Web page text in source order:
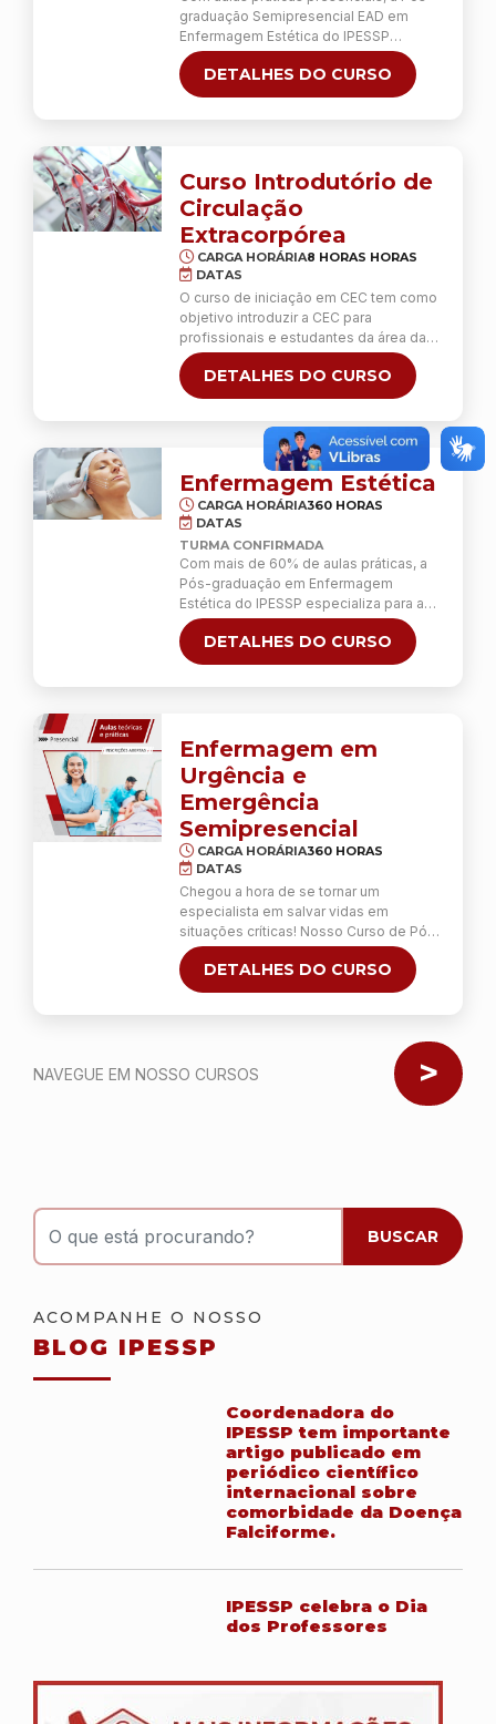
graduação Semipresencial EAD em
Enfermagem Estética do IPESSP
especializa o farmacêutico para a
realização de 13 procedimentos de
estética facial e corporal, avançados e
invasivos, com competência e
não está incluído o estágio de 60 horas
na Clínica Escola. As aulas práticas dos
…Continua
DETALHES DO CURSO
Curso Introdutório de
Circulação
Extracorpórea
CARGA HORÁRIA8 HORAS HORAS
DATAS
O curso de iniciação em CEC tem como
objetivo introduzir a CEC para
profissionais e estudantes da área da
saúde que desejam aprofundar seus
conhecimentos sobre o tema. Para
aqueles que desejam se dedicar a
profissão de perfusionista, ele prepara
para as demandas da pós-graduação e
fornece uma visão ampla sobre as
áreas de atuação do perfusionista. Para
aqueles que desejam apenas maior
conhecimento na área, como
anestesiologistas e intensivistas que
trabalham com cirurgia cardíaca, esse
curso possibilita um contato mais
próximo como as técnicas, dispositivos
utilizados e profissionais dedicados a
essa área de atuação.
DETALHES DO CURSO
Enfermagem Estética
CARGA HORÁRIA360 HORAS
DATAS
TURMA CONFIRMADA
Com mais de 60% de aulas práticas, a
Pós-graduação em Enfermagem
Estética do IPESSP especializa para a
realização de 19 procedimentos de
estética facial e corporal, avançados e
invasivos, com competência e
responsabilidade.
DETALHES DO CURSO
Enfermagem em
Urgência e
Emergência
Semipresencial
CARGA HORÁRIA360 HORAS
DATAS
Chegou a hora de se tornar um
especialista em salvar vidas em
situações críticas! Nosso Curso de Pós-
graduação em Urgência e Emergência
em Enfermagem Semipresencial é a sua
oportunidade de se destacar no
cuidado de pacientes em estado grave.
suporte cardiorrespiratório com ECMO,
o verdadeiro trunfo na …
Continua
DETALHES DO CURSO
NAVEGUE EM NOSSO CURSOS
O que está procurando?
BUSCAR
ACOMPANHE O NOSSO
BLOG IPESSP
Coordenadora do
IPESSP tem importante
artigo publicado em
periódico científico
internacional sobre
comorbidade da Doença
Falciforme.
IPESSP celebra o Dia
dos Professores